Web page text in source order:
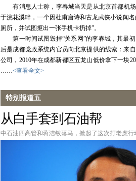
有消息人士称，李春城当天是从北京首都机
于浣花溪畔，一个因杜甫唐诗和古龙武侠小说闻
厕所，并试图抠出一张手机卡扔掉”。
第一时间试图毁掉“关系网”的李春城，其最初
后是成都党政系统内官员向北京提供的线索：来
公司，2010年在成都新都区五龙山低价拿下一块
……<查看全文>
特别报道五
从白手套到石油帮
中石油四高管和蒋洁敏落马，掀起了这次打老虎